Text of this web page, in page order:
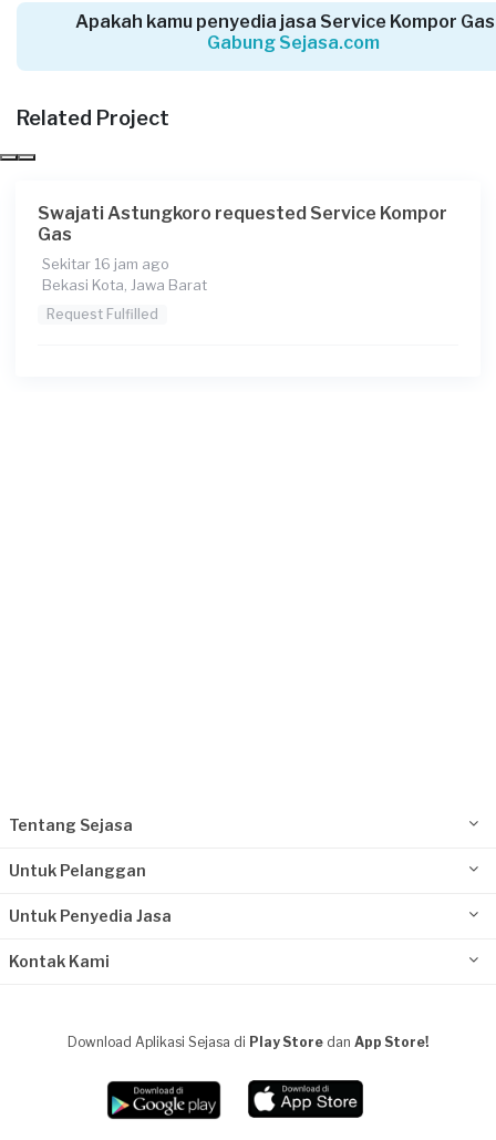
Request Fulfilled
Angel requested Service Kompor Gas
Request Fulfilled
Rusdian requested Service Kompor Gas
Apakah kamu penyedia jasa Service Kompor
Gabung Sejasa.com
Related Project
Swajati Astungkoro requested Service Kompor
Gas
Sekitar 16 jam ago
Bekasi Kota, Jawa Barat
Request Fulfilled
Tentang Sejasa
Untuk Pelanggan
Untuk Penyedia Jasa
Kontak Kami
Download Aplikasi Sejasa di Play Store dan App Store!